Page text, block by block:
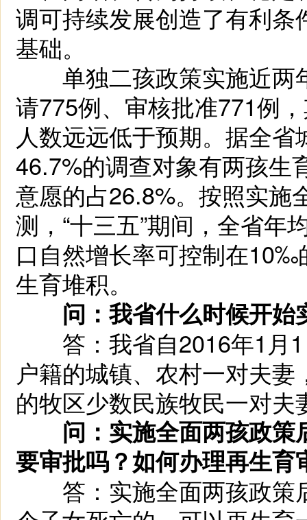
调可持续发展创造了有利
基础。
单独二孩政策实施近两
请775例、审核批准771例
人数远远低于预期。据全
46.7%的调查对象有两孩生
意愿的占26.8%。按照实施
测，“十三五”期间，全省年
口自然增长率可控制在10‰
生育堆积。
问：我省什么时候开始
答：我省自2016年1月1
户籍的城镇、农村一对夫
的牧区少数民族牧民一对
问：实施全面两孩政策
要审批吗？如何办理再生育
答：实施全面两孩政策